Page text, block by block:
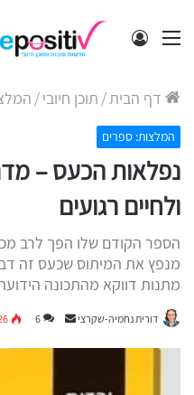
תפריט התחבר
דף הבית/ תוכן חיובי/
המלצות: ספרים
נפלאות הכעס –
ולחיים רגועים
הספר הקודם שלו הפך לרב
מנפץ את המיתוס שכעס זה
מתנות דווקא מהתכונה
דורית נחמיה-שקרצי
Send
6